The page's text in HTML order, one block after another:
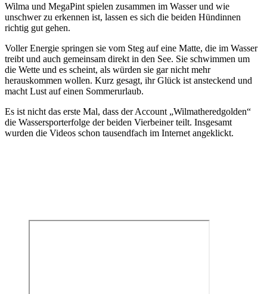
Wilma und MegaPint spielen zusammen im Wasser und wie
unschwer zu erkennen ist, lassen es sich die beiden Hündinnen
richtig gut gehen.
Voller Energie springen sie vom Steg auf eine Matte, die im Wasser
treibt und auch gemeinsam direkt in den See. Sie schwimmen um
die Wette und es scheint, als würden sie gar nicht mehr
herauskommen wollen. Kurz gesagt, ihr Glück ist ansteckend und
macht Lust auf einen Sommerurlaub.
Es ist nicht das erste Mal, dass der Account „Wilmatheredgolden“
die Wassersporterfolge der beiden Vierbeiner teilt. Insgesamt
wurden die Videos schon tausendfach im Internet angeklickt.